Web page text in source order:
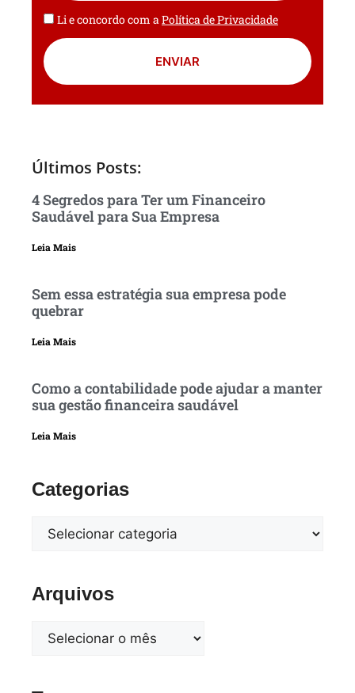
Li e concordo com aPolítica de Privacidade
ENVIAR
Últimos Posts:
4 Segredos para Ter um Financeiro
Saudável para Sua Empresa
Leia Mais
Sem essa estratégia sua empresa pode
quebrar
Leia Mais
Como a contabilidade pode ajudar a manter
sua gestão financeira saudável
Leia Mais
Categorias
Arquivos